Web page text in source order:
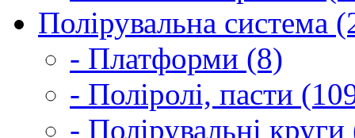
Полірувальна система
- Платформи (8)
- Поліролі, пасти
- Полірувальні